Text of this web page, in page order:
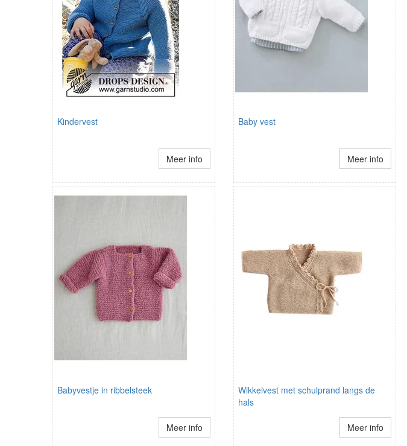
Kindervest
Meer info
Baby vest
Meer info
Babyvestje in ribbelsteek
Meer info
Wikkelvest met schulprand langs de
hals
Meer info